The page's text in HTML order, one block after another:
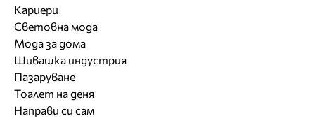
Кариери
Световна мода
Мода за дома
Шивашка индустрия
Пазаруване
Тоалет на деня
Направи си сам